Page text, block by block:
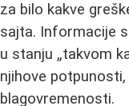
za bilo kakve
sajta. Informacije
u stanju „takvom
njihove
blagovremenosti.